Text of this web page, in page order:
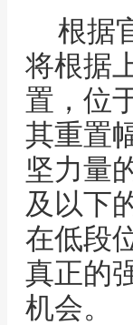
根据
将根据
置，位
其重置
坚力量
及以下
在低段
真正的
机会。